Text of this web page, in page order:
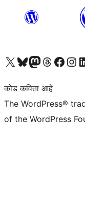
आमच्या X (एक्स) (पूर्वीचे ट्विटर) खात्याला भेट द्या आमच्या ब्लूस्की खात्याला भेट द्या.आमच्या Mastodon खात्याला भेट द्या.आमच्या थ्रेड्स खात्याला भेट द्या. आमच्या फेसबुक पेजला भेट द्या आमच्या इंस्टाग्राम खात्याला भेट द्या आमच्या
कोड कविता आहे
The WordPress®
of the WordPress